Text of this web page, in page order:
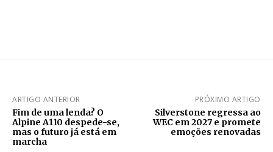
ARTIGO ANTERIOR
Fim de uma lenda? O
Alpine A110 despede-se,
mas o futuro já está em
marcha
PRÓXIMO ARTIGO
Silverstone regressa ao
WEC em 2027 e promete
emoções renovadas